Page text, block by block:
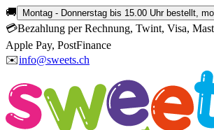
🚚 Montag - Donnerstag bis 15.00 Uhr bestellt,
💳Bezahlung per Rechnung, Twint, Visa,
Apple Pay, PostFinance
✉️info@sweets.ch